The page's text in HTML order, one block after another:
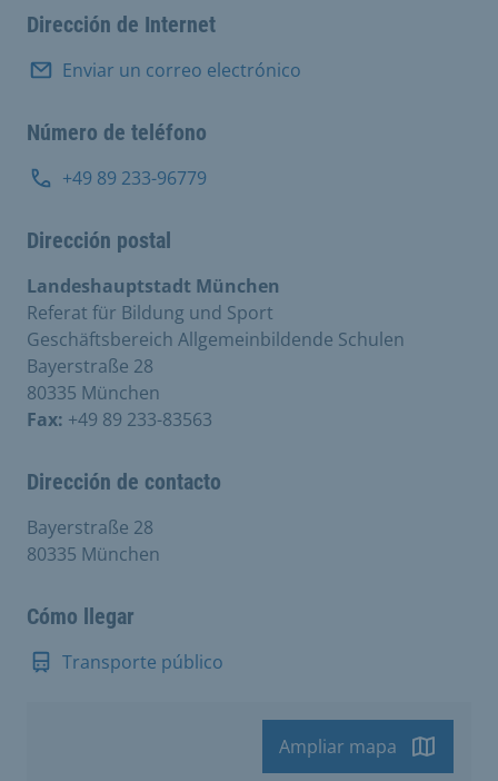
Dirección de Internet
Enviar un correo electrónico
Número de teléfono
+49 89 233-96779
Dirección postal
Landeshauptstadt München
Referat für Bildung und Sport
Geschäftsbereich Allgemeinbildende Schulen
Bayerstraße 28
80335 München
Fax: +49 89 233-83563
Dirección de contacto
Bayerstraße 28
80335 München
Cómo llegar
Transporte público
Ampliar mapa